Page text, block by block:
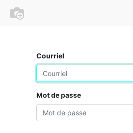
Courriel
Mot de passe